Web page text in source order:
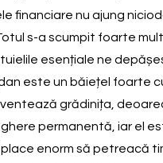
financiare nu ajung
s-a scumpit foarte
esențiale ne
este un băiețel foarte
grădinița,
permanentă, iar el
enorm să petreacă